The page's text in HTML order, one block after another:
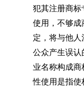
犯其注册商标
使用，不够成
定，将与他
公众产生误认
业名称构成
性使用是指使